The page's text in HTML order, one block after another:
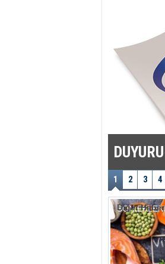
1 2 3 4
SON
Diğer